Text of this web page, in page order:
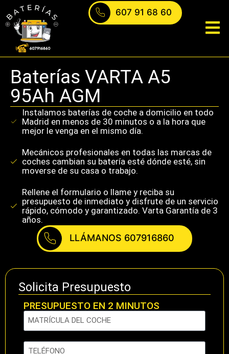
607 91 68 60
Baterías VARTA A5
95Ah AGM
Instalamos baterías de coche a domicilio en todo
Madrid en menos de 30 minutos o a la hora que
mejor le venga en el mismo día.
Mecánicos profesionales en todas las marcas de
coches cambian su batería esté dónde esté, sin
moverse de su casa o trabajo.
Rellene el formulario o llame y reciba su
presupuesto de inmediato y disfrute de un servicio
rápido, cómodo y garantizado. Varta Garantía de 3
años.
LLÁMANOS 607916860
Solicita Presupuesto
PRESUPUESTO EN 2 MINUTOS